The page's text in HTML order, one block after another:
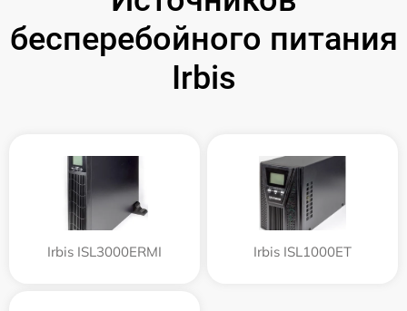
бесперебойного питания
Irbis
Irbis ISL3000ERMI Irbis ISL1000ET